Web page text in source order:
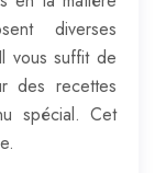
diverses
vous suffit de
des recettes
spécial. Cet